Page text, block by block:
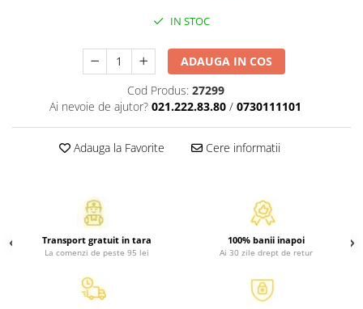
Carte prescolara
Carti de colorat
Grafice
Povesti pentru copii
Dictionare si enciclopedii
Atlase, dictionare si enciclopedii
Dictionare tematice
IN STOC
ADAUGA IN COS
Cod Produs: 27299
Ai nevoie de ajutor? 021.222.83.80 / 0730111101
Adauga la Favorite Cere informatii
Transport gratuit in tara
La comenzi de peste 95 lei
100% banii inapoi
Ai 30 zile drept de retur